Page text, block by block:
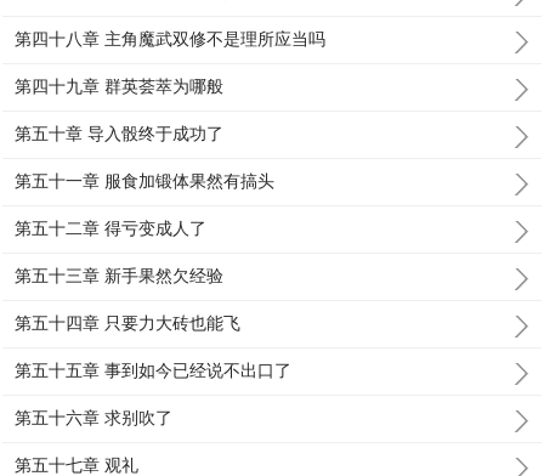
第四十八章 主角魔武双修不是理所应当吗
第四十九章 群英荟萃为哪般
第五十章 导入骰终于成功了
第五十一章 服食加锻体果然有搞头
第五十二章 得亏变成人了
第五十三章 新手果然欠经验
第五十四章 只要力大砖也能飞
第五十五章 事到如今已经说不出口了
第五十六章 求别吹了
第五十七章 观礼